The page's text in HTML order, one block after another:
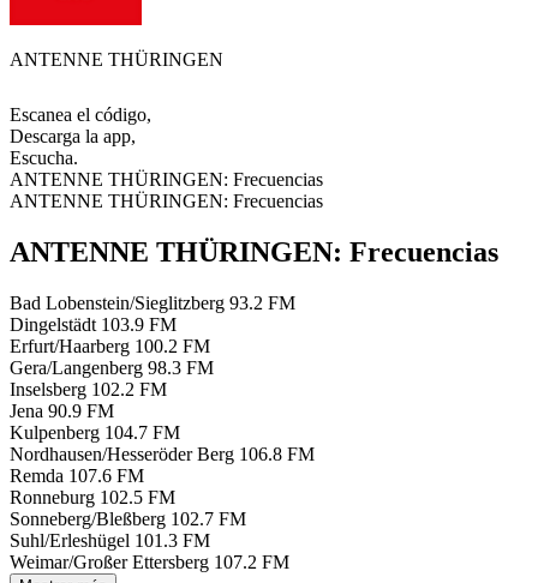
ANTENNE THÜRINGEN
Escanea el código,
Descarga la app,
Escucha.
ANTENNE THÜRINGEN: Frecuencias
ANTENNE THÜRINGEN: Frecuencias
ANTENNE THÜRINGEN: Frecuencias
Bad Lobenstein/Sieglitzberg 93.2 FM
Dingelstädt 103.9 FM
Erfurt/Haarberg 100.2 FM
Gera/Langenberg 98.3 FM
Inselsberg 102.2 FM
Jena 90.9 FM
Kulpenberg 104.7 FM
Nordhausen/Hesseröder Berg 106.8 FM
Remda 107.6 FM
Ronneburg 102.5 FM
Sonneberg/Bleßberg 102.7 FM
Suhl/Erleshügel 101.3 FM
Weimar/Großer Ettersberg 107.2 FM